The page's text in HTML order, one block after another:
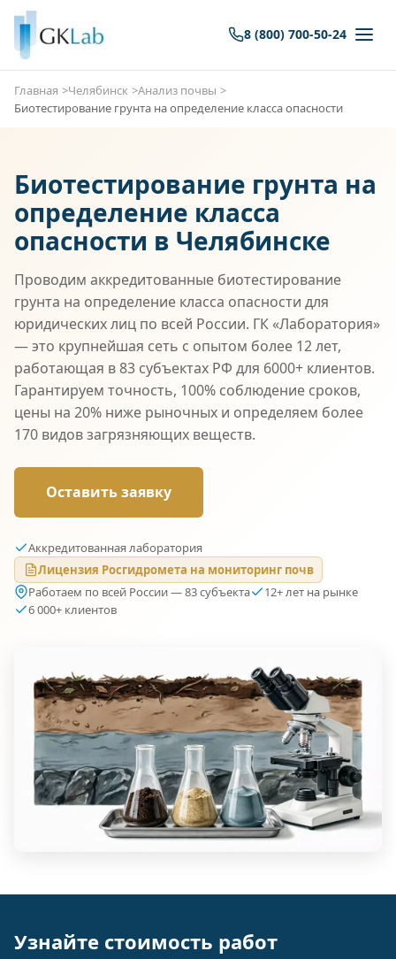
8 (800) 700-50-24
Главная Челябинск
Анализ почвы
Биотестирование грунта на определение класса опасности
Биотестирование грунта на
определение класса
опасности в Челябинске
Проводим аккредитованные биотестирование
грунта на определение класса опасности для
юридических лиц по всей России. ГК «Лаборатория»
— это крупнейшая сеть с опытом более 12 лет,
работающая в 83 субъектах РФ для 6000+ клиентов.
Гарантируем точность, 100% соблюдение сроков,
цены на 20% ниже рыночных и определяем более
170 видов загрязняющих веществ.
Оставить заявку
Аккредитованная лаборатория
Лицензия Росгидромета на мониторинг почв
Работаем по всей России — 83 субъекта
12+ лет на рынке
6 000+ клиентов
Узнайте стоимость работ